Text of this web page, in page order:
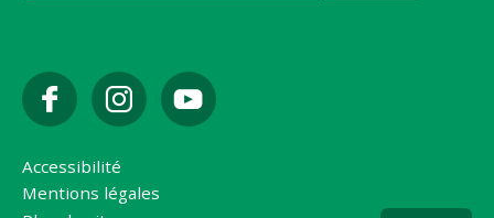
Accessibilité
Mentions légales